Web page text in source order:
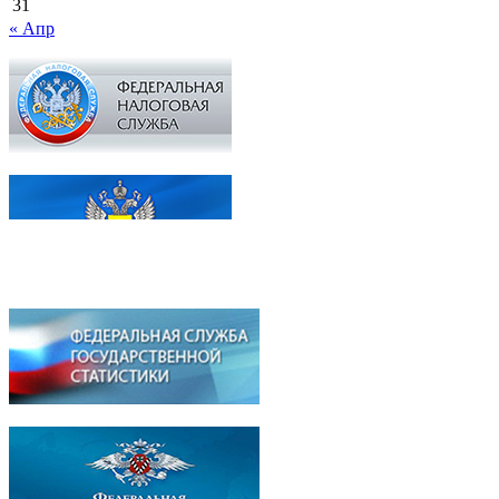
31
« Апр